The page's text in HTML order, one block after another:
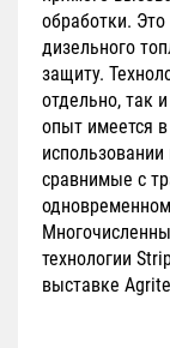
обработки.
дизельного
защиту.
отдельно, так
опыт имеется
сравнимые с
технологии
выставке